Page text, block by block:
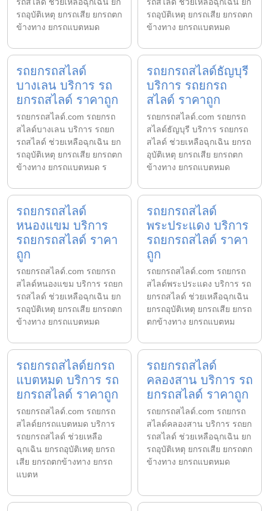
รถอุบัติเหตุ ยกรถเสีย ยกรถตก
ข้างทาง ยกรถแบตหมด
รถอุบัติเหตุ ยกรถเสีย ยกรถตก
ข้างทาง ยกรถแบตหมด
รถยกรถสไลด์
บางเลน บริการ รถ
ยกรถสไลด์ ราคาถูก
รถยกรถสไลด์.com รถยกรถ
สไลด์บางเลน บริการ รถยก
รถสไลด์ ช่วยเหลือฉุกเฉิน ยก
รถอุบัติเหตุ ยกรถเสีย ยกรถตก
ข้างทาง ยกรถแบตหมด ร
รถยกรถสไลด์ธัญบุรี
บริการ รถยกรถ
สไลด์ ราคาถูก
รถยกรถสไลด์.com รถยกรถ
สไลด์ธัญบุรี บริการ รถยกรถ
สไลด์ ช่วยเหลือฉุกเฉิน ยกรถ
อุบัติเหตุ ยกรถเสีย ยกรถตก
ข้างทาง ยกรถแบตหมด
รถยกรถสไลด์
หนองแขม บริการ
รถยกรถสไลด์ ราคา
ถูก
รถยกรถสไลด์.com รถยกรถ
สไลด์หนองแขม บริการ รถยก
รถสไลด์ ช่วยเหลือฉุกเฉิน ยก
รถอุบัติเหตุ ยกรถเสีย ยกรถตก
ข้างทาง ยกรถแบตหมด
รถยกรถสไลด์
พระประแดง บริการ
รถยกรถสไลด์ ราคา
ถูก
รถยกรถสไลด์.com รถยกรถ
สไลด์พระประแดง บริการ รถ
ยกรถสไลด์ ช่วยเหลือฉุกเฉิน
ยกรถอุบัติเหตุ ยกรถเสีย ยกรถ
ตกข้างทาง ยกรถแบตหม
รถยกรถสไลด์ยกรถ
แบตหมด บริการ รถ
ยกรถสไลด์ ราคาถูก
รถยกรถสไลด์.com รถยกรถ
สไลด์ยกรถแบตหมด บริการ
รถยกรถสไลด์ ช่วยเหลือ
ฉุกเฉิน ยกรถอุบัติเหตุ ยกรถ
เสีย ยกรถตกข้างทาง ยกรถ
แบตห
รถยกรถสไลด์
คลองสาน บริการ รถ
ยกรถสไลด์ ราคาถูก
รถยกรถสไลด์.com รถยกรถ
สไลด์คลองสาน บริการ รถยก
รถสไลด์ ช่วยเหลือฉุกเฉิน ยก
รถอุบัติเหตุ ยกรถเสีย ยกรถตก
ข้างทาง ยกรถแบตหมด